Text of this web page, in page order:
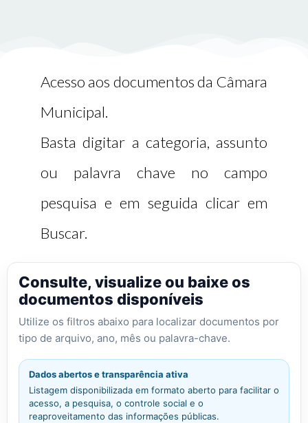
Acesso aos documentos da Câmara
Municipal.
Basta digitar a categoria, assunto
ou palavra chave no campo
pesquisa e em seguida clicar em
Buscar.
Consulte, visualize ou baixe os
documentos disponíveis
Utilize os filtros abaixo para localizar documentos por
tipo de arquivo, ano, mês ou palavra-chave.
Dados abertos e transparência ativa
Listagem disponibilizada em formato aberto para facilitar o
acesso, a pesquisa, o controle social e o
reaproveitamento das informações públicas.